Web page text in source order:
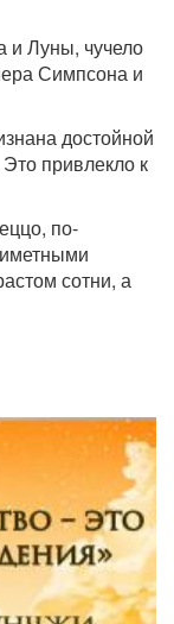
и Луны, чучело
Симпсона и
достойной
привлекло к
по-
сотни, а